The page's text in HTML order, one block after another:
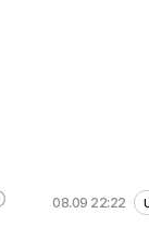
08.09 22:22